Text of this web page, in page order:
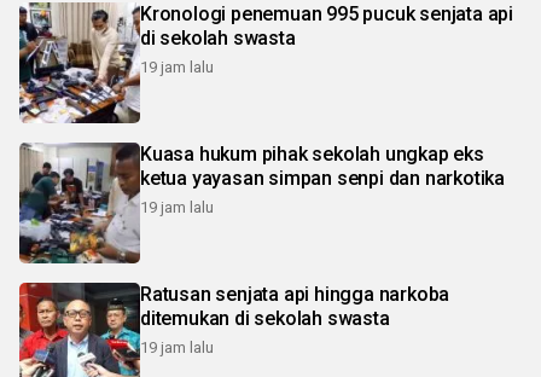
Kronologi penemuan 995 pucuk senjata api
di sekolah swasta
19 jam lalu
Kuasa hukum pihak sekolah ungkap eks
ketua yayasan simpan senpi dan narkotika
19 jam lalu
Ratusan senjata api hingga narkoba
ditemukan di sekolah swasta
19 jam lalu